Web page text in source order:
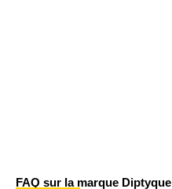
FAQ sur la marque Diptyque